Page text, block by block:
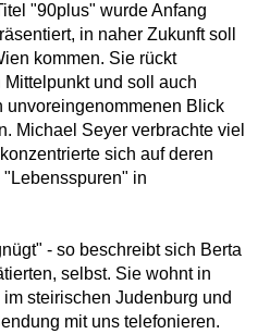
"90plus" wurde Anfang
in naher Zukunft soll
kommen. Sie rückt
und soll auch
unvoreingenommenen Blick
Michael Seyer verbrachte viel
sich auf deren
in
- so beschreibt sich Berta
selbst. Sie wohnt in
steirischen Judenburg und
mit uns telefonieren.